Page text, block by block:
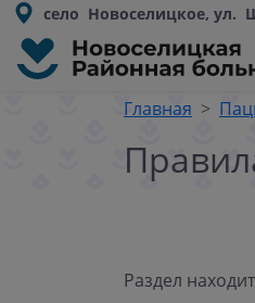
село Новоселицкое, ул.
Главная
Раздел